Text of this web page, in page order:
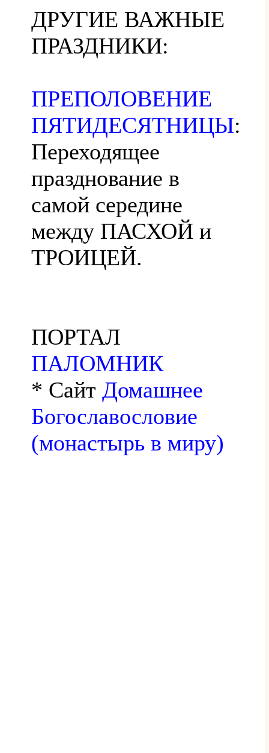
ДРУГИЕ ВАЖНЫЕ
ПРАЗДНИКИ:
ПРЕПОЛОВЕНИЕ
ПЯТИДЕСЯТНИЦЫ:
Переходящее
празднование в
самой середине
между ПАСХОЙ и
ТРОИЦЕЙ.
ПОРТАЛ
ПАЛОМНИК
* Сайт Домашнее
Богославословие
(монастырь в миру)